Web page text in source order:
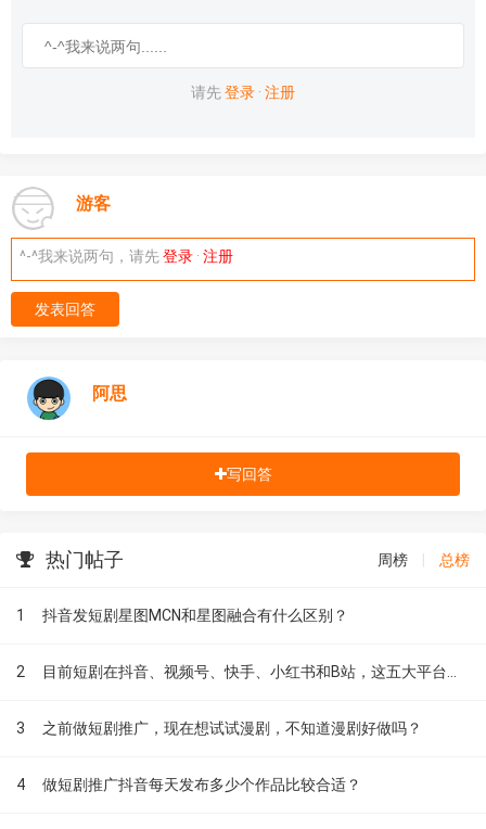
请先登录 · 注册
游客
^-^我来说两句，请先登录 · 注册
发表回答
阿思
写回答
热门帖子 周榜 总榜
1 抖音发短剧星图MCN和星图融合有什么区别？
2
3 之前做短剧推广，现在想试试漫剧，不知道漫剧好做吗？
4 做短剧推广抖音每天发布多少个作品比较合适？